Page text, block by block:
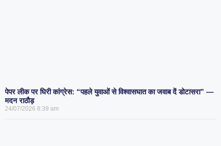
पेपर लीक पर घिरी कांग्रेस: “पहले युवाओं से विश्वासघात का जवाब दें डोटासरा” —
मदन राठौड़
24/07/2026 8:39 am